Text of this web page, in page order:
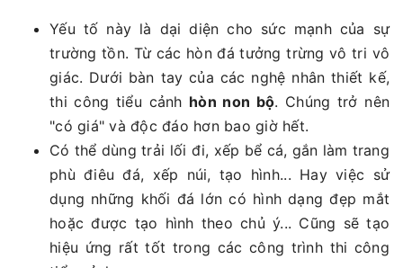
Yếu tố này là dại diện cho sức mạnh của sự
trường tồn. Từ các hòn đá tưởng trừng vô tri vô
giác. Dưới bàn tay của các nghệ nhân thiết kế,
thi công tiểu cảnh hòn non bộ. Chúng trở nên
"có giá" và độc đáo hơn bao giờ hết.
Có thể dùng trải lối đi, xếp bể cá, gắn làm trang
phù điêu đá, xếp núi, tạo hình... Hay việc sử
dụng những khối đá lớn có hình dạng đẹp mắt
hoặc được tạo hình theo chủ ý... Cũng sẽ tạo
hiệu ứng rất tốt trong các công trình thi công